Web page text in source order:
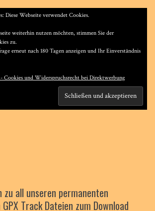
all unseren permanenten
Track Dateien zum Download
Diese Webseite verwendet Cookies.
weiterhin nutzen möchten, stimmen Sie der
zu.
erneut nach 180 Tagen anzeigen und Ihr Einverständnis
Cookies und Widerspruchsrecht bei Direktwerbung